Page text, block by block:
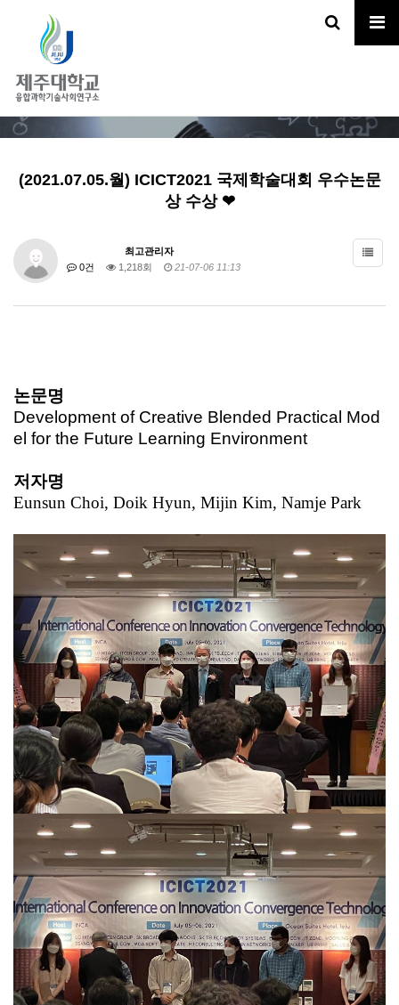
(2021.07.05.월) ICICT2021 국제학술대회 우수논문
상 수상 ❤
최고관리자
0건
1,218회 21-07-06 11:13
논문명
Development of Creative Blended Practical Mod
el for the Future Learning Environment
저자명
Eunsun Choi, Doik Hyun, Mijin Kim, Namje Park